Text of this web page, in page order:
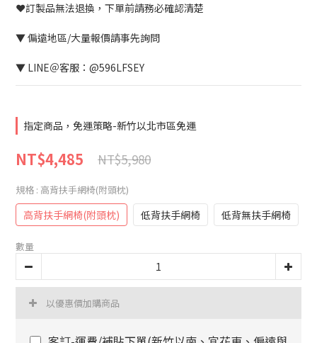
❤️訂製品無法退換，下單前請務必確認清楚
▼ 偏遠地區/大量報價請事先詢問
▼ LINE＠客服：@596LFSEY
指定商品，免運策略-新竹以北市區免運
NT$5,980
NT$4,485
規格 : 高背扶手網椅(附頭枕)
高背扶手網椅(附頭枕) 低背扶手網椅 低背無扶手網椅
數量
以優惠價加購商品